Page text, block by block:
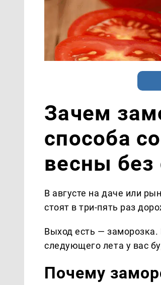
Зачем
способа
весны без
В августе на даче или
стоят в три-пять раз
Выход есть — заморозка.
следующего лета у вас
Почему